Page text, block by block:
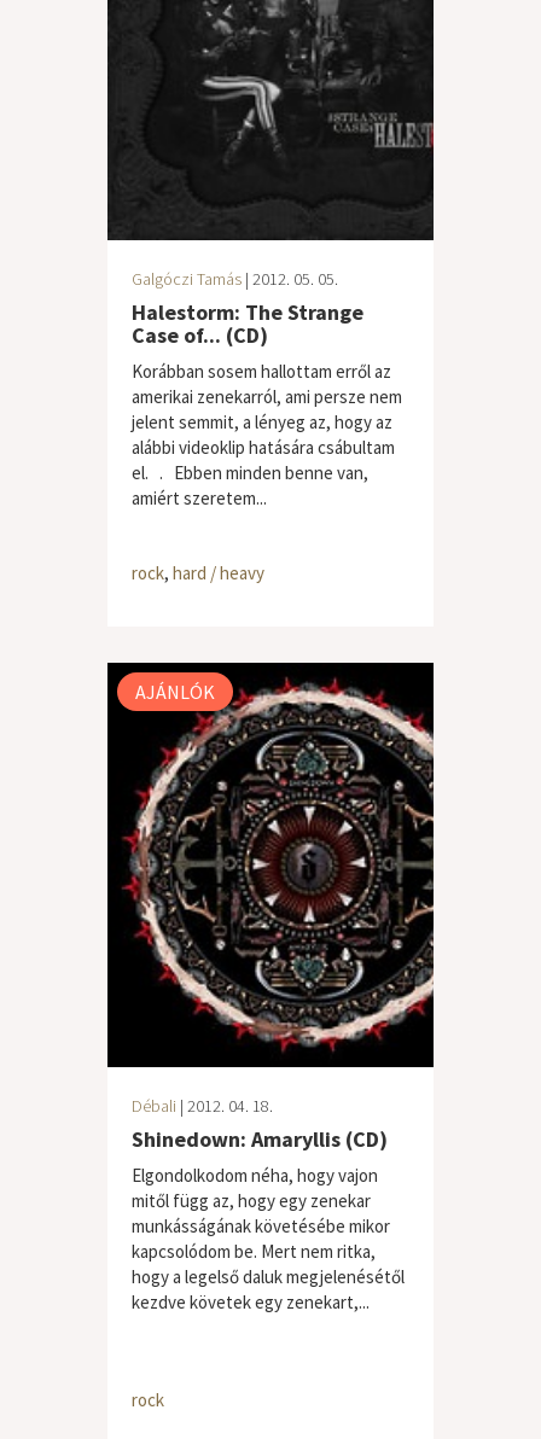
Galgóczi Tamás | 2012. 05. 05.
Halestorm: The Strange
Case of... (CD)
Korábban sosem hallottam erről az
amerikai zenekarról, ami persze nem
jelent semmit, a lényeg az, hogy az
alábbi videoklip hatására csábultam
el. . Ebben minden benne van,
amiért szeretem...
rock, hard / heavy
AJÁNLÓK
Débali | 2012. 04. 18.
Shinedown: Amaryllis (CD)
Elgondolkodom néha, hogy vajon
mitől függ az, hogy egy zenekar
munkásságának követésébe mikor
kapcsolódom be. Mert nem ritka,
hogy a legelső daluk megjelenésétől
kezdve követek egy zenekart,...
rock